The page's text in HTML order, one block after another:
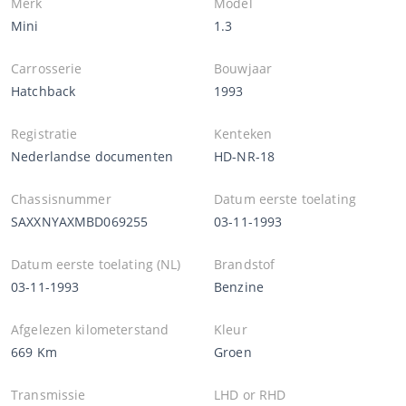
Mini
1.3
Carrosserie
Hatchback
Bouwjaar
1993
Registratie
Nederlandse documenten
Kenteken
HD-NR-18
Chassisnummer
SAXXNYAXMBD069255
Datum eerste toelating
03-11-1993
Datum eerste toelating (NL)
03-11-1993
Brandstof
Benzine
Afgelezen kilometerstand
669 Km
Kleur
Groen
Transmissie LHD or RHD